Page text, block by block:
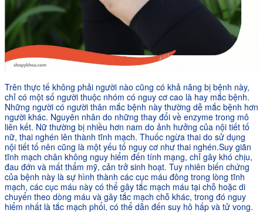
Trên thực tế không phải người nào cũng có khả năng bị bệnh này,
chỉ có một số người thuộc nhóm có nguy cơ cao là hay mắc bệnh.
Những người có người thân mắc bệnh này thường dễ mắc bệnh hơn
người khác. Nguyên nhân do những thay đổi về enzyme trong mô
liên kết. Nữ thường bị nhiều hơn nam do ảnh hưởng của nội tiết tố
nữ, thai nghén lên thành tĩnh mạch. Thuốc ngừa thai do sử dụng
nội tiết tố nên cũng là một yếu tố nguy cơ như thai nghén.Suy giãn
tĩnh mạch chân không nguy hiểm đến tính mạng, chỉ gây khó chịu,
đau đớn và mất thẩm mỹ, cản trở sinh hoạt. Tuy nhiên biến chứng
của bệnh này là sự hình thành các cục máu đông trong lòng tĩnh
mạch, các cục máu này có thể gây tắc mạch máu tại chỗ hoặc di
chuyển theo dòng máu và gây tắc mạch chỗ khác, trong đó nguy
hiểm nhất là tắc mạch phổi, có thể dẫn đến suy hô hấp và tử vong.